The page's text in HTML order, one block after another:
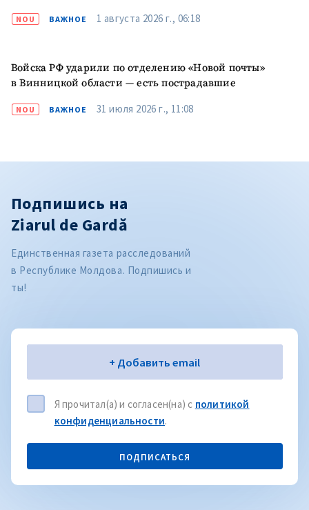
NOU ВАЖНОЕ 1 августа 2026 г., 06:18
Войска РФ ударили по отделению «Новой почты»
в Винницкой области — есть пострадавшие
NOU ВАЖНОЕ 31 июля 2026 г., 11:08
Подпишись на
Ziarul de Gardă
Единственная газета расследований
в Республике Молдова. Подпишись и
ты!
Электронная почта+ Добавить email
Я прочитал(а) и согласен(на) с политикой
конфиденциальности.
ПОДПИСАТЬСЯ